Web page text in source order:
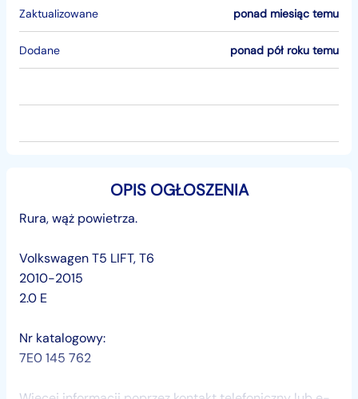
Zaktualizowane ponad miesiąc temu
Dodane ponad pół roku temu
OPIS OGŁOSZENIA
Rura, wąż powietrza.
Volkswagen T5 LIFT, T6
2010-2015
2.0 E
Nr katalogowy:
7E0 145 762